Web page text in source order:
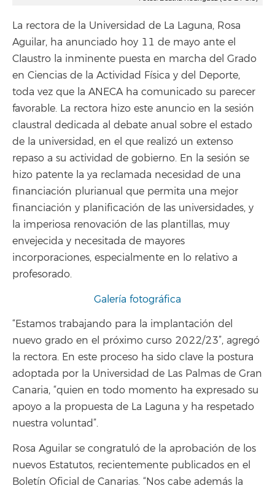
La rectora de la Universidad de La Laguna, Rosa
Aguilar, ha anunciado hoy 11 de mayo ante el
Claustro la inminente puesta en marcha del Grado
en Ciencias de la Actividad Física y del Deporte,
toda vez que la ANECA ha comunicado su parecer
favorable. La rectora hizo este anuncio en la sesión
claustral dedicada al debate anual sobre el estado
de la universidad, en el que realizó un extenso
repaso a su actividad de gobierno. En la sesión se
hizo patente la ya reclamada necesidad de una
financiación plurianual que permita una mejor
financiación y planificación de las universidades, y
la imperiosa renovación de las plantillas, muy
envejecida y necesitada de mayores
incorporaciones, especialmente en lo relativo a
profesorado.
Galería fotográfica
“Estamos trabajando para la implantación del
nuevo grado en el próximo curso 2022/23”, agregó
la rectora. En este proceso ha sido clave la postura
adoptada por la Universidad de Las Palmas de Gran
Canaria, “quien en todo momento ha expresado su
apoyo a la propuesta de La Laguna y ha respetado
nuestra voluntad”.
Rosa Aguilar se congratuló de la aprobación de los
nuevos Estatutos, recientemente publicados en el
Boletín Oficial de Canarias. “Nos cabe además la